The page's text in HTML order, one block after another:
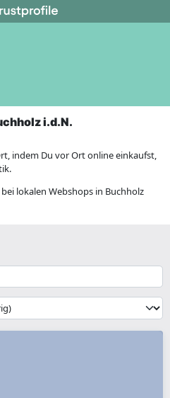
i.d.N.
indem Du vor Ort online einkaufst,
lokalen Webshops in Buchholz